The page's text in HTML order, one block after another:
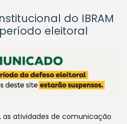
do IBRAM
eleitoral
as atividades de comunicação